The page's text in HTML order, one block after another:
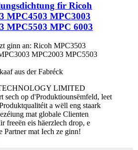
fir Ricoh
MPC4503 MPC3003
MPC5503 MPC 6003
ginn an: Ricoh MPC3503
MPC2003 MPC5503
aus der Fabréck
LIMITED
sech op d'Produktiounsëmfeld, leet
a wëll eng staark
mat globale Clienten
freeën eis häerzlech drop, e
Partner mat Iech ze ginn!